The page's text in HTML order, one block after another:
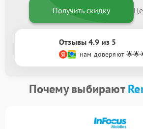
Получить скидку
Отзывы 4.9 из 5
нам доверяют
Почему выбирают